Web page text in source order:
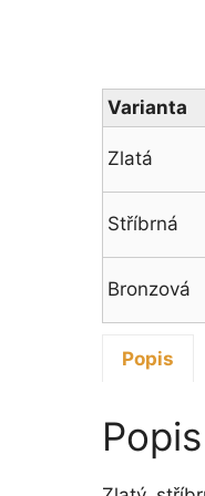
Varianta
Zlatá
Stříbrná
Bronzová
Popis
Popis